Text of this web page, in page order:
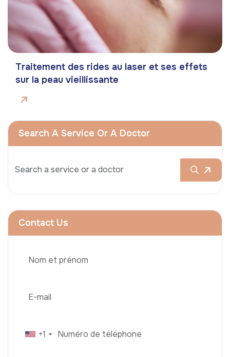
Traitement des rides au laser et ses effets
sur la peau vieillissante
Search A Service Or A Doctor
Contact Us
+1